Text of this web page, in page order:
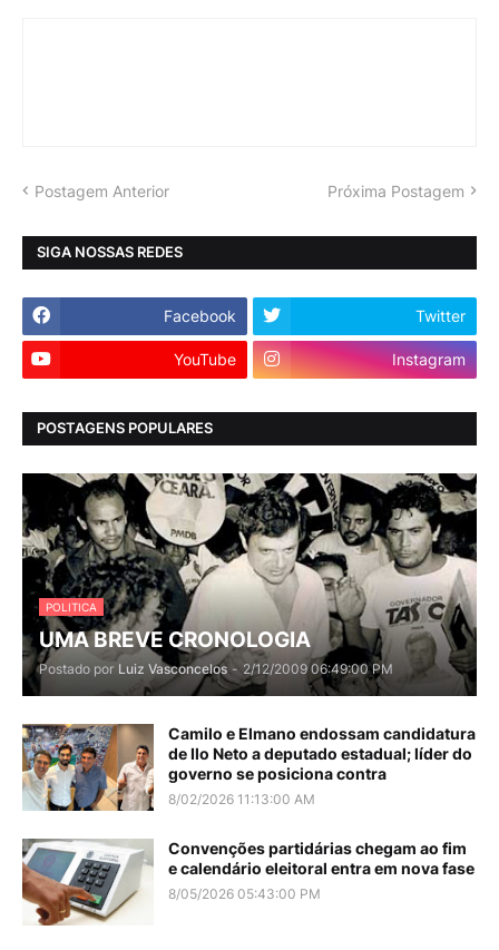
Postagem Anterior Próxima Postagem
SIGA NOSSAS REDES
Facebook Twitter
YouTube Instagram
POSTAGENS POPULARES
POLITICA
UMA BREVE CRONOLOGIA
Postado por Luiz Vasconcelos - 2/12/2009 06:49:00 PM
Camilo e Elmano endossam candidatura
de Ilo Neto a deputado estadual; líder do
governo se posiciona contra
8/02/2026 11:13:00 AM
Convenções partidárias chegam ao fim
e calendário eleitoral entra em nova fase
8/05/2026 05:43:00 PM